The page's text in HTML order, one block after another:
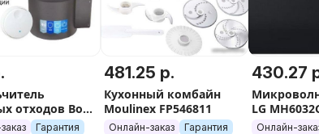
отходов Bort
Гарантия
481.25 р.
Кухонный комбайн
Moulinex FP546811
Онлайн-заказ Гарантия
430.27
LG
Онлайн-